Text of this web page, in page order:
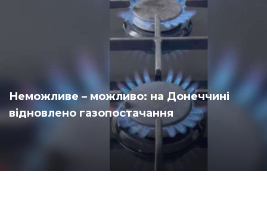
Неможливе – можливо: на Донеччині
відновлено газопостачання